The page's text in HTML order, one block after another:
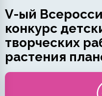
V-ый
конкурс
творческих
растения